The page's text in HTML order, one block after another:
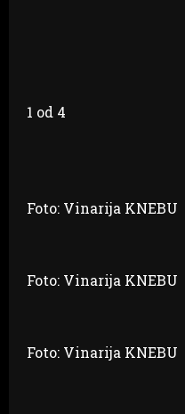
1 od 4
Foto: Vinarija KNEBU
Foto: Vinarija KNEBU
Foto: Vinarija KNEBU